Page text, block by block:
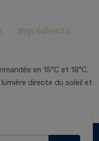
Ingrédients
en 15°C et 18°C,
directe du soleil et